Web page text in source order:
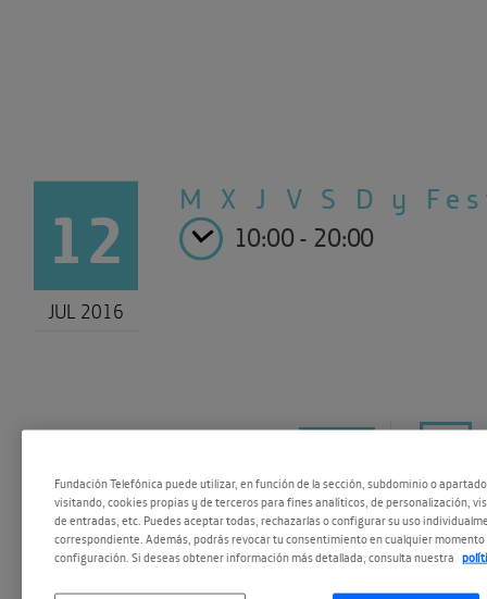
12
JUL 2016
M X J V S D y
10:00 - 20:00
ESCUCHAR
Fundación Telefónica puede utilizar, en función de la sección, subdominio o
visitando, cookies propias y de terceros para fines analíticos, de personalización,
de entradas, etc. Puedes aceptar todas, rechazarlas o configurar su uso
correspondiente. Además, podrás revocar tu consentimiento en cualquier momento
configuración. Si deseas obtener información más detallada, consulta nuestra